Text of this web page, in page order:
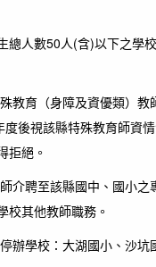
總人數50人(含)以下之學
教育（身障及資優類）
後視該縣特殊教育師資
拒絕。
介聘至該縣國中、國小
校其他教師職務。
辦學校：大湖國小、沙坑